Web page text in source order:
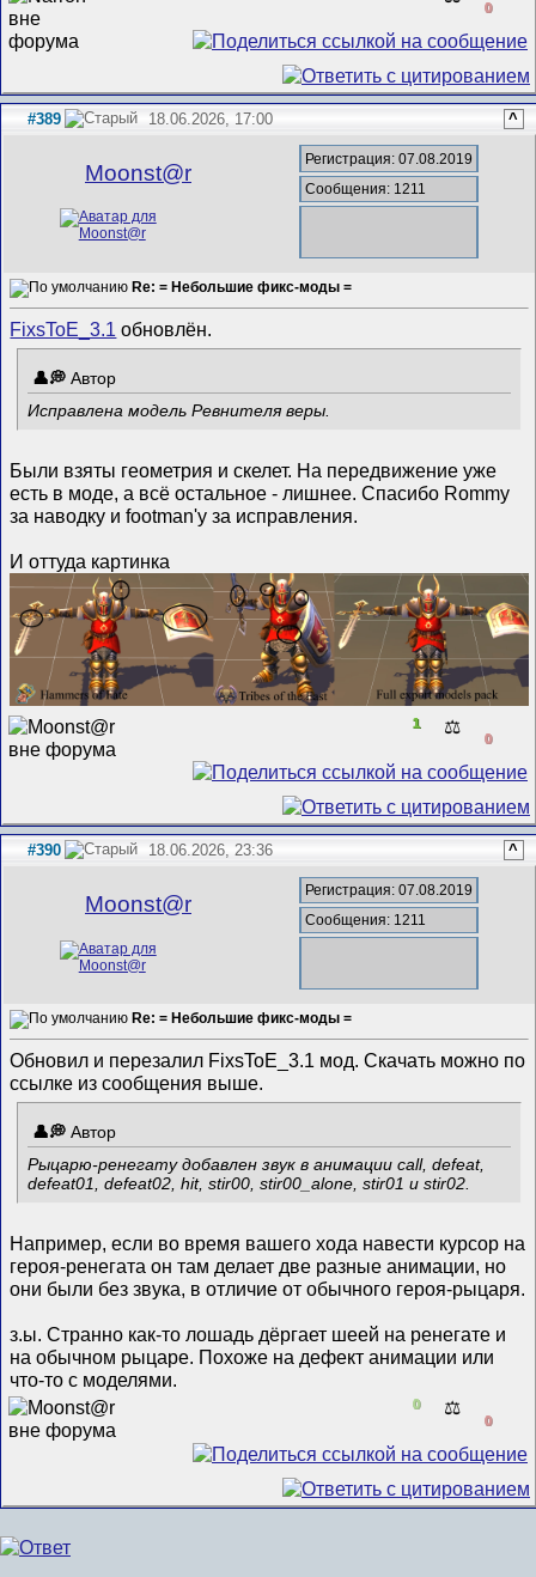
0
#389 18.06.2026, 17:00 ^
Mооnst@r
Регистрация: 07.08.2019
Сообщения: 1211
Re: = Небольшие фикс-моды =
FixsToE_3.1 обновлён.
Автор
Исправлена модель Ревнителя веры.
Были взяты геометрия и скелет. На передвижение уже
есть в моде, а всё остальное - лишнее. Спасибо Rommy
за наводку и footman'у за исправления.
И оттуда картинка
1 ⚖️
0
#390 18.06.2026, 23:36 ^
Mооnst@r
Регистрация: 07.08.2019
Сообщения: 1211
Re: = Небольшие фикс-моды =
Обновил и перезалил FixsToE_3.1 мод. Скачать можно по
ссылке из сообщения выше.
Автор
Рыцарю-ренегату добавлен звук в анимации call, defeat,
defeat01, defeat02, hit, stir00, stir00_alone, stir01 и stir02.
Например, если во время вашего хода навести курсор на
героя-ренегата он там делает две разные анимации, но
они были без звука, в отличие от обычного героя-рыцаря.
з.ы. Странно как-то лошадь дёргает шеей на ренегате и
на обычном рыцаре. Похоже на дефект анимации или
что-то с моделями.
0 ⚖️
0